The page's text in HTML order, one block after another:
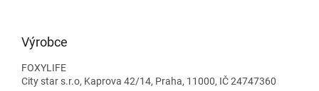
Výrobce
FOXYLIFE
City star s.r.o, Kaprova 42/14, Praha, 11000, IČ 24747360